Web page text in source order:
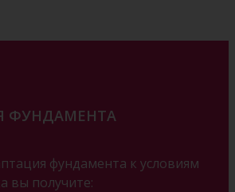
ФУНДАМЕНТА
фундамента к условиям
вы получите: